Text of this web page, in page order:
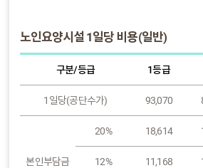
노인요양시설 1일당 비용(일반)
구분/등급 1등급
1일당(공단수가) 93,070
본인부담금
20% 18,614
12% 11,168